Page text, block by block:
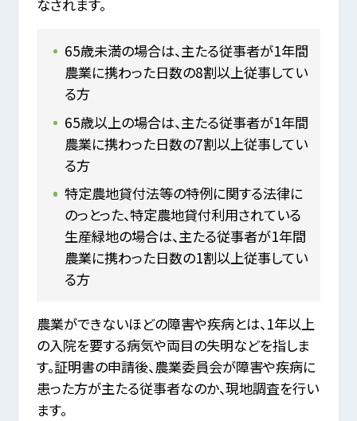
なされます。
65歳未満の場合は、主たる従事者が1年間
農業に携わった日数の8割以上従事してい
る方
65歳以上の場合は、主たる従事者が1年間
農業に携わった日数の7割以上従事してい
る方
特定農地貸付法等の特例に関する法律に
のっとった、特定農地貸付利用されている
生産緑地の場合は、主たる従事者が1年間
農業に携わった日数の1割以上従事してい
る方
農業ができないほどの障害や疾病とは、1年以上
の入院を要する病気や両目の失明などを指しま
す。証明書の申請後、農業委員会が障害や疾病に
患った方が主たる従事者なのか、現地調査を行い
ます。